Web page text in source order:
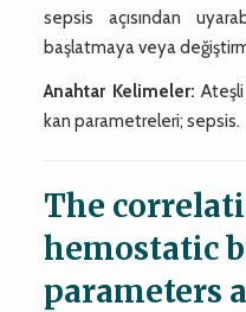
sepsis açısından
başlatmaya veya
Anahtar Kelimeler:
kan parametreleri; sepsis.
The
hemostatic
parameters